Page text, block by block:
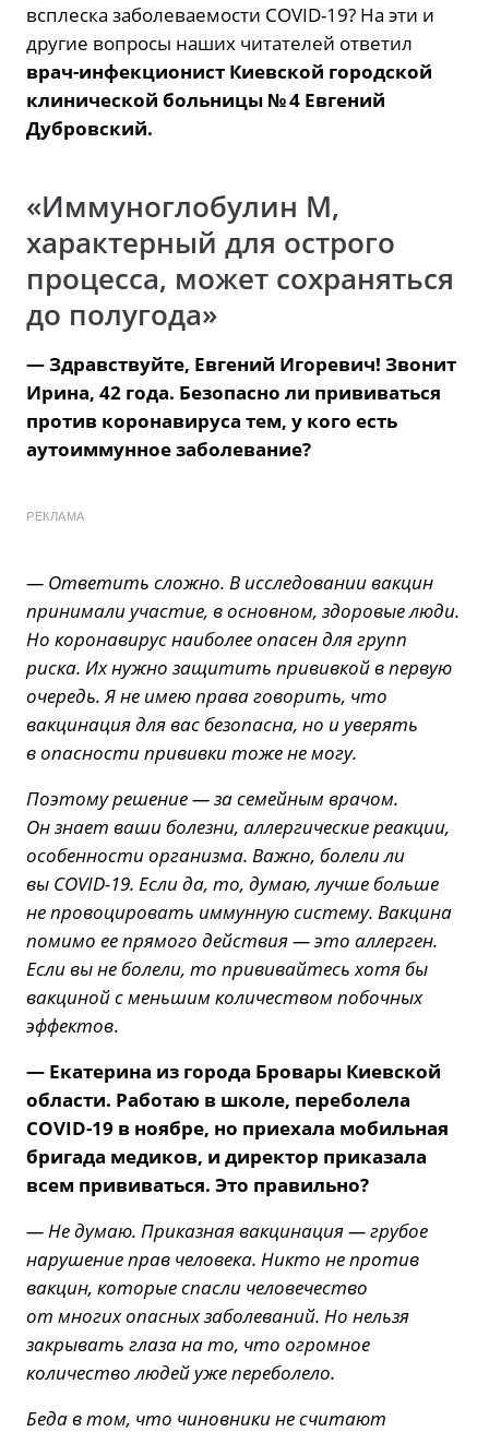
всплеска заболеваемости COVID-19? На эти и
другие вопросы наших читателей ответил
врач-инфекционист Киевской городской
клинической больницы № 4 Евгений
Дубровский.
«Иммуноглобулин М,
характерный для острого
процесса, может сохраняться
до полугода»
— Здравствуйте, Евгений Игоревич! Звонит
Ирина, 42 года. Безопасно ли прививаться
против коронавируса тем, у кого есть
аутоиммунное заболевание?
РЕКЛАМА
— Ответить сложно. В исследовании вакцин
принимали участие, в основном, здоровые люди.
Но коронавирус наиболее опасен для групп
риска. Их нужно защитить прививкой в первую
очередь. Я не имею права говорить, что
вакцинация для вас безопасна, но и уверять
в опасности прививки тоже не могу.
Поэтому решение — за семейным врачом.
Он знает ваши болезни, аллергические реакции,
особенности организма. Важно, болели ли
вы COVID-19. Если да, то, думаю, лучше больше
не провоцировать иммунную систему. Вакцина
помимо ее прямого действия — это аллерген.
Если вы не болели, то прививайтесь хотя бы
вакциной с меньшим количеством побочных
эффектов.
— Екатерина из города Бровары Киевской
области. Работаю в школе, переболела
COVID-19 в ноябре, но приехала мобильная
бригада медиков, и директор приказала
всем прививаться. Это правильно?
— Не думаю. Приказная вакцинация — грубое
нарушение прав человека. Никто не против
вакцин, которые спасли человечество
от многих опасных заболеваний. Но нельзя
закрывать глаза на то, что огромное
количество людей уже переболело.
Беда в том, что чиновники не считают